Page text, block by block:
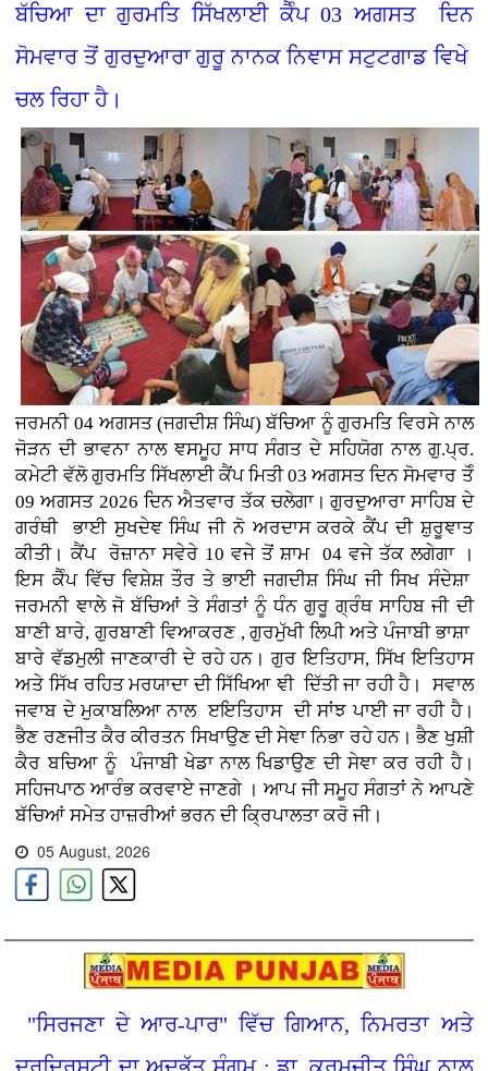
ਬੱਚਿਆ ਦਾ ਗੁਰਮਤਿ ਸਿੱਖਲਾਈ ਕੈੰਪ 03 ਅਗਸਤ ਦਿਨ
ਸੋਮਵਾਰ ਤੋਂ ਗੁਰਦੁਆਰਾ ਗੁਰੂ ਨਾਨਕ ਨਿਞਾਸ ਸਟੁਟਗਾਡ ਵਿਖੇ
ਚਲ ਰਿਹਾ ਹੈ।
ਜਰਮਨੀ04 ਅਗਸਤ (ਜਗਦੀਸ਼ ਸਿੰਘ) ਬੱਚਿਆ ਨੂੰ ਗੁਰਮਤਿ ਵਿਰਸੇ ਨਾਲ
ਜੋੜਨ ਦੀ ਭਾਵਨਾ ਨਾਲ ਞਸਮੂਹ ਸਾਧ ਸੰਗਤ ਦੇ ਸਹਿਯੋਗ ਨਾਲ ਗੁ.ਪ੍ਰ.
ਕਮੇਟੀ ਵੱਲੋ ਗੁਰਮਤਿ ਸਿੱਖਲਾਈ ਕੈਂਪ ਮਿਤੀ 03 ਅਗਸਤ ਦਿਨ ਸੋਮਵਾਰ ਤੋੰ
09 ਅਗਸਤ 2026 ਦਿਨ ਐਤਵਾਰ ਤੱਕ ਚਲੇਗਾ। ਗੁਰਦੁਆਰਾ ਸਾਹਿਬ ਦੇ
ਗਰੰਥੀ ਭਾਈ ਸੁਖਦੇਞ ਸਿੰਘ ਜੀ ਨੋ ਅਰਦਾਸ ਕਰਕੇ ਕੈਂਪ ਦੀ ਸ਼ੁਰੂਞਾਤ
ਕੀਤੀ। ਕੈਂਪ ਰੋਜ਼ਾਨਾ ਸਵੇਰੇ 10 ਵਜੇ ਤੋਂ ਸ਼ਾਮ 04 ਵਜੇ ਤੱਕ ਲਗੇਗਾ ।
ਇਸ ਕੈੰਪ ਵਿੱਚ ਵਿਸ਼ੇਸ਼ ਤੌਰ ਤੇ ਭਾਈ ਜਗਦੀਸ਼ ਸਿੰਘ ਜੀ ਸਿਖ ਸੰਦੇਸ਼ਾ
ਜਰਮਨੀ ਞਾਲੇ ਜੋ ਬੱਚਿਆਂ ਤੇ ਸੰਗਤਾਂ ਨੂੰ ਧੰਨ ਗੁਰੂ ਗ੍ਰੰਥ ਸਾਹਿਬ ਜੀ ਦੀ
ਬਾਣੀ ਬਾਰੇ, ਗੁਰਬਾਣੀ ਵਿਆਕਰਣ , ਗੁਰਮੁੱਖੀ ਲਿਪੀ ਅਤੇ ਪੰਜਾਬੀ ਭਾਸ਼ਾ
ਬਾਰੇ ਵੱਡਮੁਲੀ ਜਾਣਕਾਰੀ ਦੇ ਰਹੇ ਹਨ। ਗੁਰ ਇਤਿਹਾਸ, ਸਿੱਖ ਇਤਿਹਾਸ
ਅਤੇ ਸਿੱਖ ਰਹਿਤ ਮਰਯਾਦਾ ਦੀ ਸਿੱਖਿਆ ਞੀ ਦਿੱਤੀ ਜਾ ਰਹੀ ਹੈ। ਸਵਾਲ
ਜਵਾਬ ਦੇ ਮੁਕਾਬਲਿਆ ਨਾਲ ੲਇਤਿਹਾਸ ਦੀ ਸਾਂਝ ਪਾਈ ਜਾ ਰਹੀ ਹੈ।
ਭੈਣ ਰਣਜੀਤ ਕੈਰ ਕੀਰਤਨ ਸਿਖਾਉਣ ਦੀ ਸੇਞਾ ਨਿਭਾ ਰਹੇ ਹਨ। ਭੈਣ ਖੁਸ਼ੀ
ਕੈਰ ਬਚਿਆ ਨੂੰ ਪੰਜਾਬੀ ਖੇਡਾ ਨਾਲ ਖਿਡਾਉਣ ਦੀ ਸੇਞਾ ਕਰ ਰਹੀ ਹੈ।
ਸਹਿਜਪਾਠ ਆਰੰਭ ਕਰਵਾਏ ਜਾਣਗੇ । ਆਪ ਜੀ ਸਮੂਹ ਸੰਗਤਾਂ ਨੇ ਆਪਣੇ
ਬੱਚਿਆਂ ਸਮੇਤ ਹਾਜ਼ਰੀਆਂ ਭਰਨ ਦੀ ਕ੍ਰਿਪਾਲਤਾ ਕਰੋ ਜੀ।
05 August, 2026
"ਸਿਰਜਣਾ ਦੇ ਆਰ-ਪਾਰ" ਵਿੱਚ ਗਿਆਨ, ਨਿਮਰਤਾ ਅਤੇ